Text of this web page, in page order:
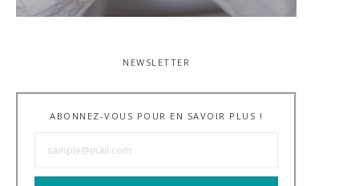
NEWSLETTER
ABONNEZ-VOUS POUR EN SAVOIR PLUS !